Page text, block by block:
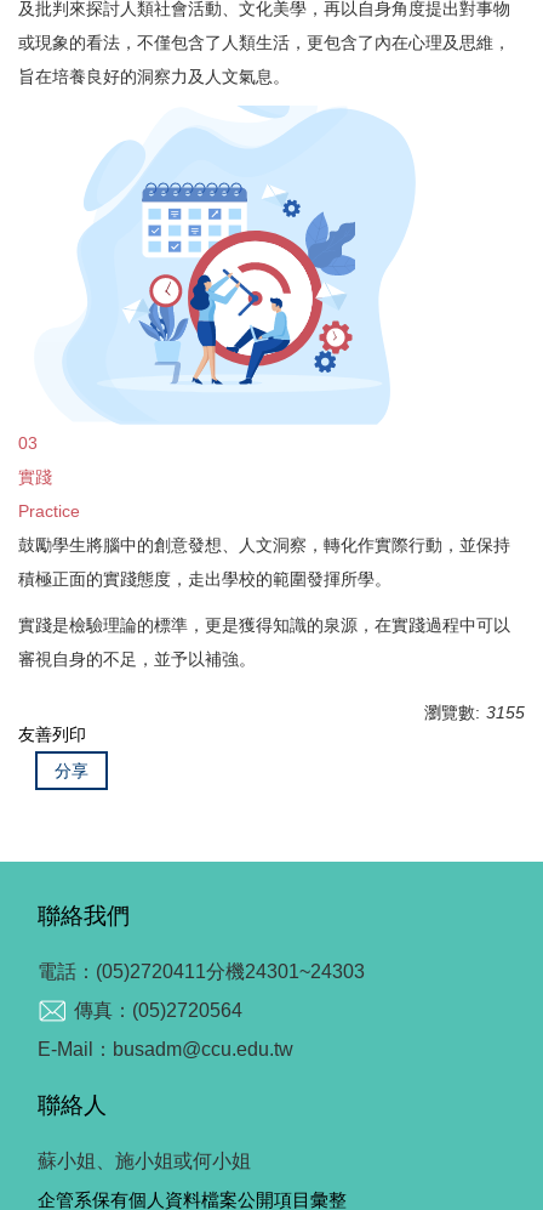
及批判來探討人類社會活動、文化美學，再以自身角度提出對事物
或現象的看法，不僅包含了人類生活，更包含了內在心理及思維，
旨在培養良好的洞察力及人文氣息。
03
實踐
Practice
鼓勵學生將腦中的創意發想、人文洞察，轉化作實際行動，並保持
積極正面的實踐態度，走出學校的範圍發揮所學。
實踐是檢驗理論的標準，更是獲得知識的泉源，在實踐過程中可以
審視自身的不足，並予以補強。
瀏覽數: 3155
友善列印
分享
聯絡我們
電話：(05)2720411分機24301~24303
傳真：(05)2720564
E-Mail：busadm@ccu.edu.tw
聯絡人
蘇小姐、施小姐或何小姐
企管系保有個人資料檔案公開項目彙整